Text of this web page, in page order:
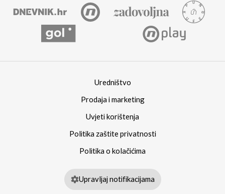
Uredništvo
Prodaja i marketing
Uvjeti korištenja
Politika zaštite privatnosti
Politika o kolačićima
Upravljaj notifikacijama